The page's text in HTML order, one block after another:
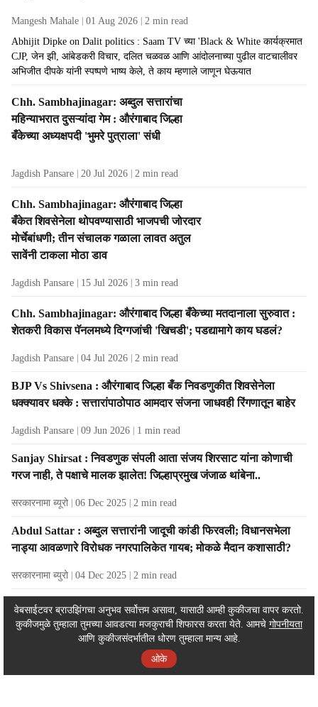
Mangesh Mahale 01 Aug 2026 2 min read
Abhijit Dipke on Dalit politics : Saam TV च्या 'Black & White कार्यक्रमात
CJP, जेन झी, आंबेडकरी विचार, दलित चळवळ आणि आंदोलनाच्या पुढील वाटचालीवर
अभिजीत दीपके यांनी स्पष्पणे भाष्य केले, ते काय म्हणाले जाणून घेऊयात
Chh. Sambhajinagar: अब्दुल सत्तारांचा
महिन्याभरात दुसऱ्यांदा गेम : औरंगाबाद जिल्हा
बँकेच्या अध्यक्षपदी 'भुमरे पुत्राला' संधी
Jagdish Pansare 20 Jul 2026 2 min read
Chh. Sambhajinagar: औरंगाबाद जिल्हा
बँकेत शिवसेनेला थोपवण्यासाठी भाजपची जोरदार
मोर्चेबांधणी; तीन संचालक गळाला लावत अतुल
सावेंनी टाकला मोठा डाव
Jagdish Pansare 15 Jul 2026 3 min read
Chh. Sambhajinagar: औरंगाबाद जिल्हा बँकेच्या मतदानाला सुरुवात :
शेतकरी विकास पॅनलमध्ये दिग्गजांची 'खिचडी'; पडद्यामागे काय घडलं?
Jagdish Pansare 04 Jul 2026 2 min read
BJP Vs Shivsena : औरंगाबाद जिल्हा बँक निवडणुकीत शिवसेनेला
धक्क्यावर धक्के : सत्तारांपाठोपाठ आमदार संजना जाधवही रिंगणातून बाहेर
Jagdish Pansare 09 Jun 2026 1 min read
Sanjay Shirsat : निवडणुक संपली आता संजय शिरसाट यांना कोणाची
गरज नाही, ते पक्षाचे मालक झालेत! जिल्हाप्रमुख जंजाळ थांबेना..
सरकारनामा ब्यूरो 06 Dec 2025 2 min read
Abdul Sattar : अब्दुल सत्तारांनी जादूची कांडी फिरवली; विधानसभेला
नाड्या आवळणारे विरोधक नगरपालिकेत गायब; मोकळे मैदान कशासाठी?
सरकारनामा ब्युरो 04 Dec 2025 2 min read
Latur News: ऐन निवडणुकीच्या तोंडावर उद्धव ठाकरेंना मोठा धक्का; 11
उमेदवारांनी घेतला मोठा निर्णय
25 Nov 2025 1 min read
वेबसाईटवर ब्राउझिंगचा अनुभव सर्वोत्तम असावा, यासाठी आम्ही कुकीजचा वापर करतो.
कुकीजमुळे तुम्हाला तुमच्या आवडत्या मजकुराची शिफारस करता येते. आमचे गोपनीयता
आणि कुकीजसंदर्भातील धोरण तुम्हाला मान्य आहे.
ओके